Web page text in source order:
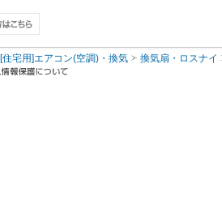
[住宅用]エアコン(空調)・換気 換気扇・ロスナイ